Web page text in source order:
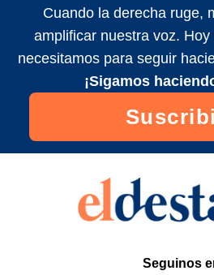
Cuando la derecha ruge,
amplificar nuestra voz.
necesitamos para seguir
¡Sigamos
Seguinos